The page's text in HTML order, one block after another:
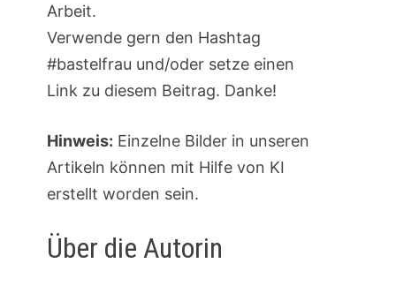
Arbeit.
Verwende gern den Hashtag
#bastelfrau und/oder setze einen
Link zu diesem Beitrag. Danke!
Hinweis: Einzelne Bilder in unseren
Artikeln können mit Hilfe von KI
erstellt worden sein.
Über die Autorin